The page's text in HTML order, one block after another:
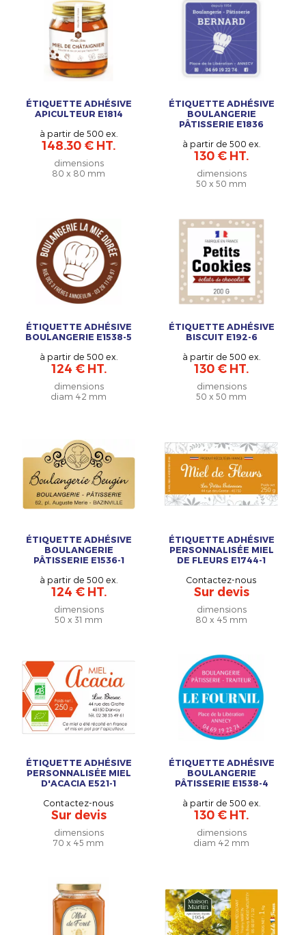
ÉTIQUETTE ADHÉSIVE
APICULTEUR E1814
à partir de 500 ex.
148.30 € HT.
dimensions
80 x 80 mm
ÉTIQUETTE ADHÉSIVE
BOULANGERIE
PÂTISSERIE E1836
à partir de 500 ex.
130 € HT.
dimensions
50 x 50 mm
ÉTIQUETTE ADHÉSIVE
BOULANGERIE E1538-5
à partir de 500 ex.
124 € HT.
dimensions
diam 42 mm
ÉTIQUETTE ADHÉSIVE
BISCUIT E192-6
à partir de 500 ex.
130 € HT.
dimensions
50 x 50 mm
ÉTIQUETTE ADHÉSIVE
BOULANGERIE
PÂTISSERIE E1536-1
à partir de 500 ex.
124 € HT.
dimensions
50 x 31 mm
ÉTIQUETTE ADHÉSIVE
PERSONNALISÉE MIEL
DE FLEURS E1744-1
Contactez-nous
Sur devis
dimensions
80 x 45 mm
ÉTIQUETTE ADHÉSIVE
PERSONNALISÉE MIEL
D'ACACIA E521-1
Contactez-nous
Sur devis
dimensions
70 x 45 mm
ÉTIQUETTE ADHÉSIVE
BOULANGERIE
PÂTISSERIE E1538-4
à partir de 500 ex.
130 € HT.
dimensions
diam 42 mm